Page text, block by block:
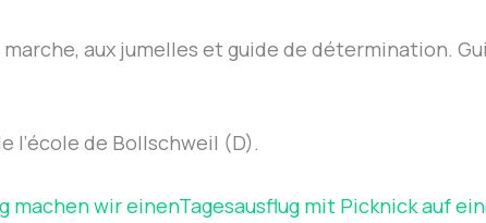
aux jumelles et guide de détermination.
l’école de Bollschweil (D).
wir einenTagesausflug mit Picknick auf